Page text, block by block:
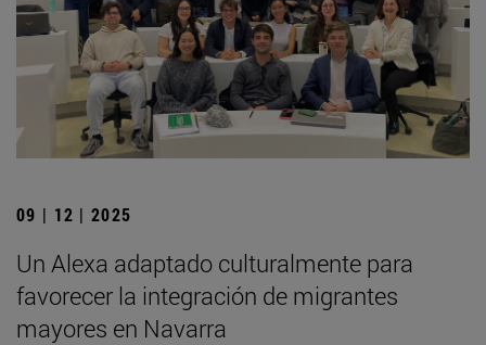
09 | 12 | 2025
Un Alexa adaptado culturalmente para
favorecer la integración de migrantes
mayores en Navarra